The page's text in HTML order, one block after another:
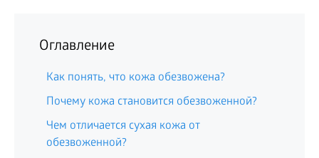
Оглавление
Как понять, что кожа обезвожена?
Почему кожа становится обезвоженной?
Чем отличается сухая кожа от
обезвоженной?